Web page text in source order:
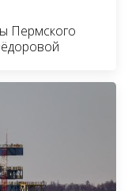
Пермского